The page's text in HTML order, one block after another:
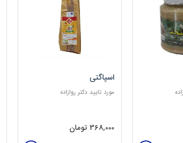
اسپاگتی
مورد تایید دکتر روازاده
368,000 تومان